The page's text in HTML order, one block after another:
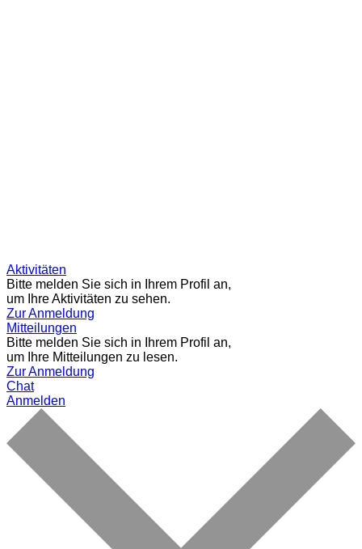
Aktivitäten
Bitte melden Sie sich in Ihrem Profil an,
um Ihre Aktivitäten zu sehen.
Zur Anmeldung
Mitteilungen
Bitte melden Sie sich in Ihrem Profil an,
um Ihre Mitteilungen zu lesen.
Zur Anmeldung
Chat
Anmelden